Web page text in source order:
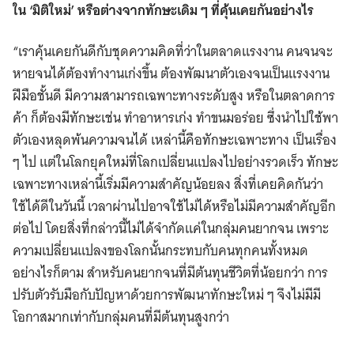
ใน ‘มิติใหม่’ หรือต่างจากทักษะเดิม ๆ ที่คุ้นเคยกันอย่างไร
“เราคุ้นเคยกันดีกับชุดความคิดที่ว่าในตลาดแรงงาน คนจนจะ
หายจนได้ต้องทำงานเก่งขึ้น ต้องพัฒนาตัวเองจนเป็นแรงงาน
ฝีมือชั้นดี มีความสามารถเฉพาะทางระดับสูง หรือในตลาดการ
ค้า ก็ต้องมีทักษะเช่น ทำอาหารเก่ง ทำขนมอร่อย ซึ่งนำไปใช้พา
ตัวเองหลุดพ้นความจนได้ เหล่านี้คือทักษะเฉพาะทาง เป็นเรื่อง
ๆ ไป แต่ในโลกยุคใหม่ที่โลกเปลี่ยนแปลงไปอย่างรวดเร็ว ทักษะ
เฉพาะทางเหล่านี้เริ่มมีความสำคัญน้อยลง สิ่งที่เคยคิดกันว่า
ใช้ได้ดีในวันนี้ เวลาผ่านไปอาจใช้ไม่ได้หรือไม่มีความสำคัญอีก
ต่อไป โดยสิ่งที่กล่าวนี้ไม่ได้จำกัดแค่ในกลุ่มคนยากจน เพราะ
ความเปลี่ยนแปลงของโลกนั้นกระทบกับคนทุกคนทั้งหมด
อย่างไรก็ตาม สำหรับคนยากจนที่มีต้นทุนชีวิตที่น้อยกว่า การ
ปรับตัวรับมือกับปัญหาด้วยการพัฒนาทักษะใหม่ ๆ จึงไม่มีมี
โอกาสมากเท่ากับกลุ่มคนที่มีต้นทุนสูงกว่า